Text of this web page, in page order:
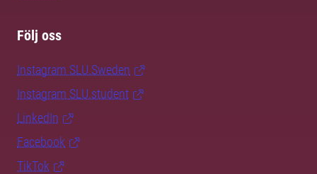
Följ oss
Instagram SLU.Sweden
Instagram SLU.student
LinkedIn
Facebook
TikTok